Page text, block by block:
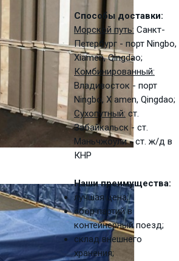
Способы доставки:
Морской путь: Санкт-
Петербург - порт Ningbo,
Xiamen, Qingdao;
Комбинированный:
Владивосток - порт
Ningbo, X amen, Qingdao;
Сухопутный: ст.
Забайкальск - ст.
Маньчжоули - ст. ж/д в
КНР
Наши преимущества:
лучшая цена;
сбор партий в
контейнерный поезд;
склад внешнего
хранения;